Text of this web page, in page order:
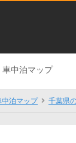
車中泊マップ
中泊マップ 千葉県